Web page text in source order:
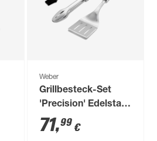
Weber
Grillbesteck-Set
'Precision' Edelstahl
3-teilig
71,99 €